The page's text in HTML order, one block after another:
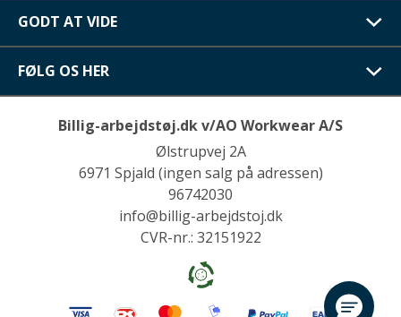
GODT AT VIDE
FØLG OS HER
Billig-arbejdstøj.dk v/AO Workwear A/S
Ølstrupvej 2A
6971 Spjald (ingen salg på adressen)
96742030
info@billig-arbejdstoj.dk
CVR-nr.: 32151922